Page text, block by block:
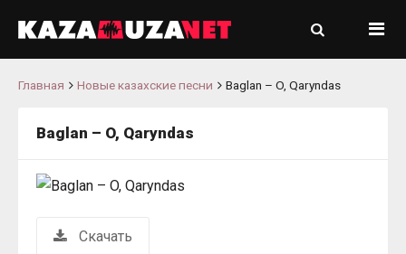
Главная Новые казахские песни Baglan – O, Qaryndas
Baglan – O, Qaryndas
Скачать